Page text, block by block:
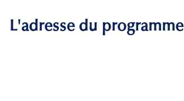
L'adresse du programme